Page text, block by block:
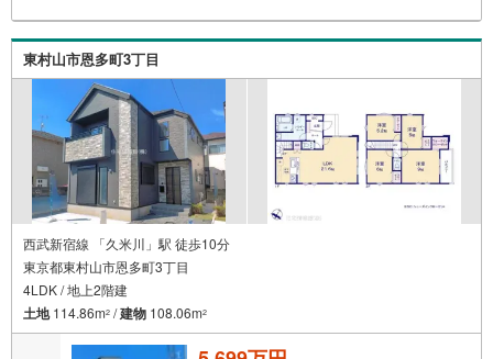
実に努めさせて頂きます。住宅情報館にお越し頂けたら、
物件のご紹介だけではなく、お住まいの疑問、不安、お家
の事ならなんでもご相談いただけます。お客様の要望をお
伺いしながら誠心誠意、全力でサポートさせて頂きます。
お客様一人一人に合わせたライフプランのご提案をさせて
いただきます。お気軽にご相談ください。
東村山市恩多町3丁目
西武新宿線 「久米川」駅 徒歩10分
東京都東村山市恩多町3丁目
4LDK / 地上2階建
土地114.86m2 /建物 108.06m2